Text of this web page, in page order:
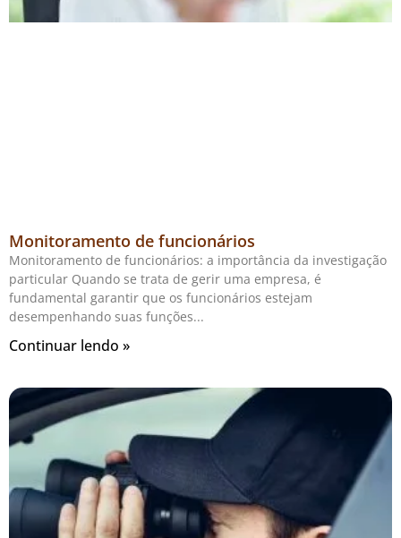
Monitoramento de funcionários
Monitoramento de funcionários: a importância da investigação
particular Quando se trata de gerir uma empresa, é
fundamental garantir que os funcionários estejam
desempenhando suas funções
Continuar lendo »